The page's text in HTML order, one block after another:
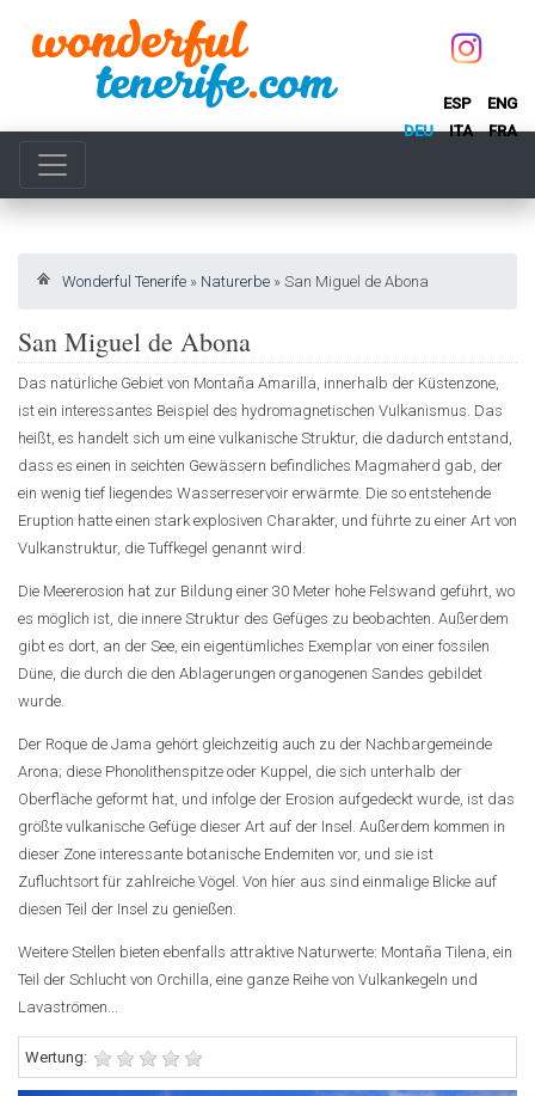
ESP
ENG
DEU
ITA FRA
Wonderful Tenerife » Naturerbe » San Miguel de Abona
San Miguel de Abona
Das natürliche Gebiet von Montaña Amarilla, innerhalb der Küstenzone,
ist ein interessantes Beispiel des hydromagnetischen Vulkanismus. Das
heißt, es handelt sich um eine vulkanische Struktur, die dadurch entstand,
dass es einen in seichten Gewässern befindliches Magmaherd gab, der
ein wenig tief liegendes Wasserreservoir erwärmte. Die so entstehende
Eruption hatte einen stark explosiven Charakter, und führte zu einer Art von
Vulkanstruktur, die Tuffkegel genannt wird.
Die Meererosion hat zur Bildung einer 30 Meter hohe Felswand geführt, wo
es möglich ist, die innere Struktur des Gefüges zu beobachten. Außerdem
gibt es dort, an der See, ein eigentümliches Exemplar von einer fossilen
Düne, die durch die den Ablagerungen organogenen Sandes gebildet
wurde.
Der Roque de Jama gehört gleichzeitig auch zu der Nachbargemeinde
Arona; diese Phonolithenspitze oder Kuppel, die sich unterhalb der
Oberfläche geformt hat, und infolge der Erosion aufgedeckt wurde, ist das
größte vulkanische Gefüge dieser Art auf der Insel. Außerdem kommen in
dieser Zone interessante botanische Endemiten vor, und sie ist
Zufluchtsort für zahlreiche Vögel. Von hier aus sind einmalige Blicke auf
diesen Teil der Insel zu genießen.
Weitere Stellen bieten ebenfalls attraktive Naturwerte: Montaña Tilena, ein
Teil der Schlucht von Orchilla, eine ganze Reihe von Vulkankegeln und
Lavaströmen...
Wertung: